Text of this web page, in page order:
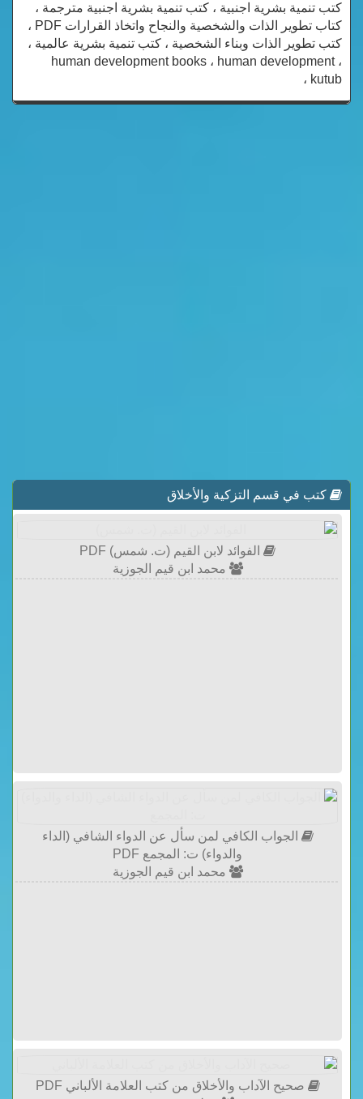
كتب تنمية بشرية اجنبية ، كتب تنمية بشرية اجنبية مترجمة ،
كتاب تطوير الذات والشخصية والنجاح واتخاذ القرارات PDF ،
كتب تطوير الذات وبناء الشخصية ، كتب تنمية بشرية عالمية ،
human development books ، human development ،
kutub ،
كتب في قسم التزكية والأخلاق
الفوائد لابن القيم (ت. شمس) PDF
محمد ابن قيم الجوزية
الجواب الكافي لمن سأل عن الدواء الشافي (الداء
والدواء) ت: المجمع PDF
محمد ابن قيم الجوزية
صحيح الآداب والأخلاق من كتب العلامة الألباني PDF